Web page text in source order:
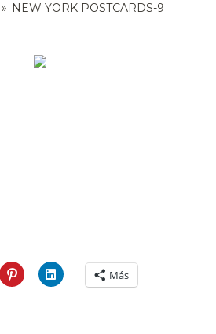
» NEW YORK POSTCARDS-9
Más